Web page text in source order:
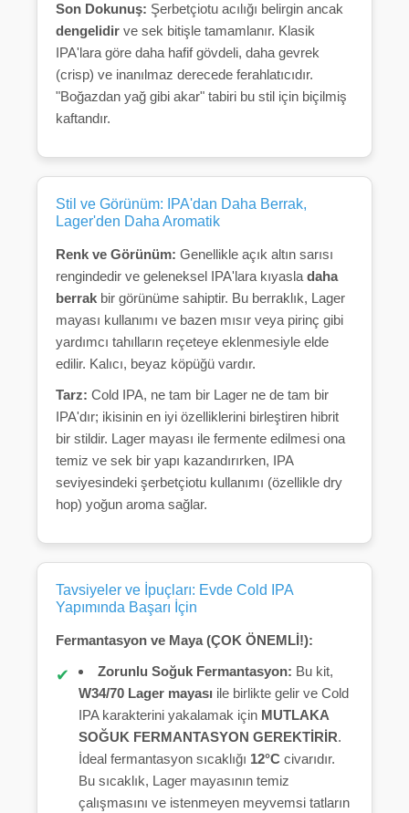
Son Dokunuş: Şerbetçiotu acılığı belirgin ancak
dengelidir ve sek bitişle tamamlanır. Klasik
IPA'lara göre daha hafif gövdeli, daha gevrek
(crisp) ve inanılmaz derecede ferahlatıcıdır.
"Boğazdan yağ gibi akar" tabiri bu stil için biçilmiş
kaftandır.
Stil ve Görünüm: IPA'dan Daha Berrak,
Lager'den Daha Aromatik
Renk ve Görünüm: Genellikle açık altın sarısı
rengindedir ve geleneksel IPA'lara kıyasla daha
berrak bir görünüme sahiptir. Bu berraklık, Lager
mayası kullanımı ve bazen mısır veya pirinç gibi
yardımcı tahılların reçeteye eklenmesiyle elde
edilir. Kalıcı, beyaz köpüğü vardır.
Tarz: Cold IPA, ne tam bir Lager ne de tam bir
IPA'dır; ikisinin en iyi özelliklerini birleştiren hibrit
bir stildir. Lager mayası ile fermente edilmesi ona
temiz ve sek bir yapı kazandırırken, IPA
seviyesindeki şerbetçiotu kullanımı (özellikle dry
hop) yoğun aroma sağlar.
Tavsiyeler ve İpuçları: Evde Cold IPA
Yapımında Başarı İçin
Fermantasyon ve Maya (ÇOK ÖNEMLİ!):
Zorunlu Soğuk Fermantasyon: Bu kit,
W34/70 Lager mayası ile birlikte gelir ve Cold
IPA karakterini yakalamak için MUTLAKA
SOĞUK FERMANTASYON GEREKTİRİR.
İdeal fermantasyon sıcaklığı 12°C civarıdır.
Bu sıcaklık, Lager mayasının temiz
çalışmasını ve istenmeyen meyvemsi tatların